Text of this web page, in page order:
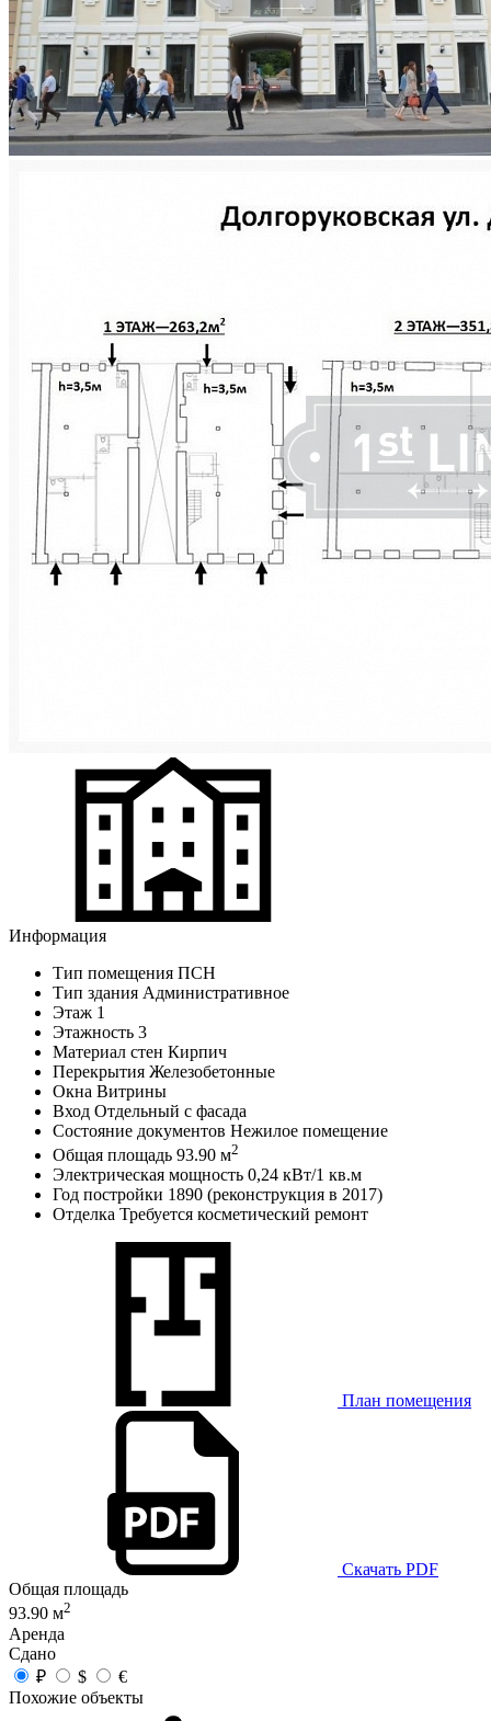
Информация
Тип помещения ПСН
Тип здания Административное
Этаж 1
Этажность 3
Материал стен Кирпич
Перекрытия Железобетонные
Окна Витрины
Вход Отдельный с фасада
Состояние документов Нежилое помещение
Общая площадь 93.90 м2
Электрическая мощность 0,24 кВт/1 кв.м
Год постройки 1890 (реконструкция в 2017)
Отделка Требуется косметический ремонт
План помещения
Скачать PDF
Общая площадь
93.90 м2
Аренда
Сдано
₽
$
€
Похожие объекты